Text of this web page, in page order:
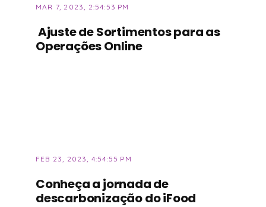
MAR 7, 2023, 2:54:53 PM
Ajuste de Sortimentos para as
Operações Online
FEB 23, 2023, 4:54:55 PM
Conheça a jornada de
descarbonização do iFood